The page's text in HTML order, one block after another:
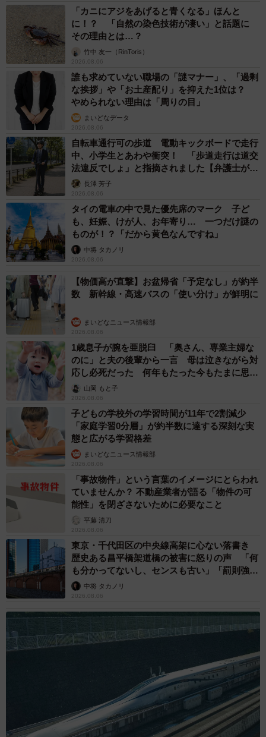
「カニにアジをあげると青くなる」ほんと
に！？ 「自然の染色技術が凄い」と話題に
その理由とは…？
竹中 友一（RinToris）
2026.08.06
誰も求めていない職場の「謎マナー」、「過剰
な挨拶」や「お土産配り」を抑えた1位は？
やめられない理由は「周りの目」
まいどなデータ
2026.08.06
自転車通行可の歩道 電動キックボードで走行
中、小学生とあわや衝突！ 「歩道走行は道交
法違反でしょ」と指摘されました【弁護士が解
説】長澤 芳子
2026.08.06
タイの電車の中で見た優先席のマーク 子ど
も、妊娠、けが人、お年寄り… 一つだけ謎の
ものが！？「だから黄色なんですね」
中将 タカノリ
2026.08.06
【物価高が直撃】お盆帰省「予定なし」が約半
数 新幹線・高速バスの「使い分け」が鮮明に
まいどなニュース情報部
2026.08.06
1歳息子が腕を亜脱臼 「奥さん、専業主婦な
のに」と夫の後輩から一言 母は泣きながら対
応し必死だった 何年もたった今もたまに思い
出し…山岡 もと子
2026.08.06
子どもの学校外の学習時間が11年で2割減少
「家庭学習0分層」が約半数に達する深刻な実
態と広がる学習格差
まいどなニュース情報部
2026.08.06
「事故物件」という言葉のイメージにとらわれ
ていませんか？ 不動産業者が語る「物件の可
能性」を閉ざさないために必要なこと
平藤 清刀
2026.08.06
東京・千代田区の中央線高架に心ない落書き
歴史ある昌平橋架道橋の被害に怒りの声 「何
も分かってないし、センスも古い」「罰則強化
して」中将 タカノリ
2026.08.06